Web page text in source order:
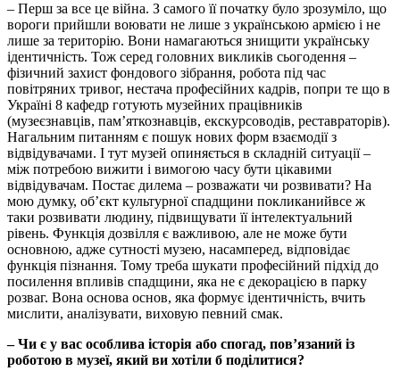
– Перш за все це війна. З самого її початку було зрозуміло, що
вороги прийшли воювати не лише з українською армією і не
лише за територію. Вони намагаються знищити українську
ідентичність. Тож серед головних викликів сьогодення –
фізичний захист фондового зібрання, робота під час
повітряних тривог, нестача професійних кадрів, попри те що в
Україні 8 кафедр готують музейних працівників
(музеєзнавців, пам’яткознавців, екскурсоводів, реставраторів).
Нагальним питанням є пошук нових форм взаємодії з
відвідувачами. І тут музей опиняється в складній ситуації –
між потребою вижити і вимогою часу бути цікавими
відвідувачам. Постає дилема – розважати чи розвивати? На
мою думку, об’єкт культурної спадщини покликанийвсе ж
таки розвивати людину, підвищувати її інтелектуальний
рівень. Функція дозвілля є важливою, але не може бути
основною, адже сутності музею, насамперед, відповідає
функція пізнання. Тому треба шукати професійний підхід до
посилення впливів спадщини, яка не є декорацією в парку
розваг. Вона основа основ, яка формує ідентичність, вчить
мислити, аналізувати, виховую певний смак.
– Чи є у вас особлива історія або спогад, пов’язаний із
роботою в музеї, який ви хотіли б поділитися?